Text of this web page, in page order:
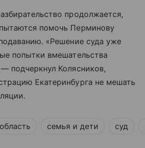
продолжается,
помочь Перминову
«Решение суда уже
попытки вмешательства
подчеркнул Колясников,
Екатеринбурга не мешать
семья и дети суд